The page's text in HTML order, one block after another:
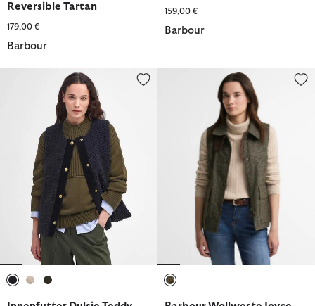
Reversible Tartan
179,00 €
Barbour
159,00 €
Barbour
Innenfutter Dulsie Teddy Barbour Wollweste Joyce